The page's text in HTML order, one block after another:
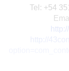
Tel: +54